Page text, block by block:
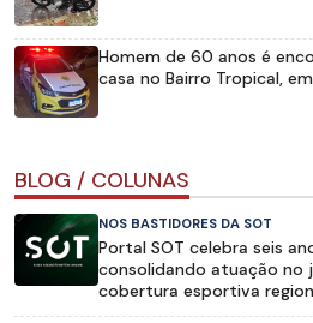
Homem de 60 anos é
casa no Bairro Tropical,
BLOG / COLUNAS
NOS BASTIDORES DA SOT
Portal SOT celebra seis
consolidando atuação no
cobertura esportiva